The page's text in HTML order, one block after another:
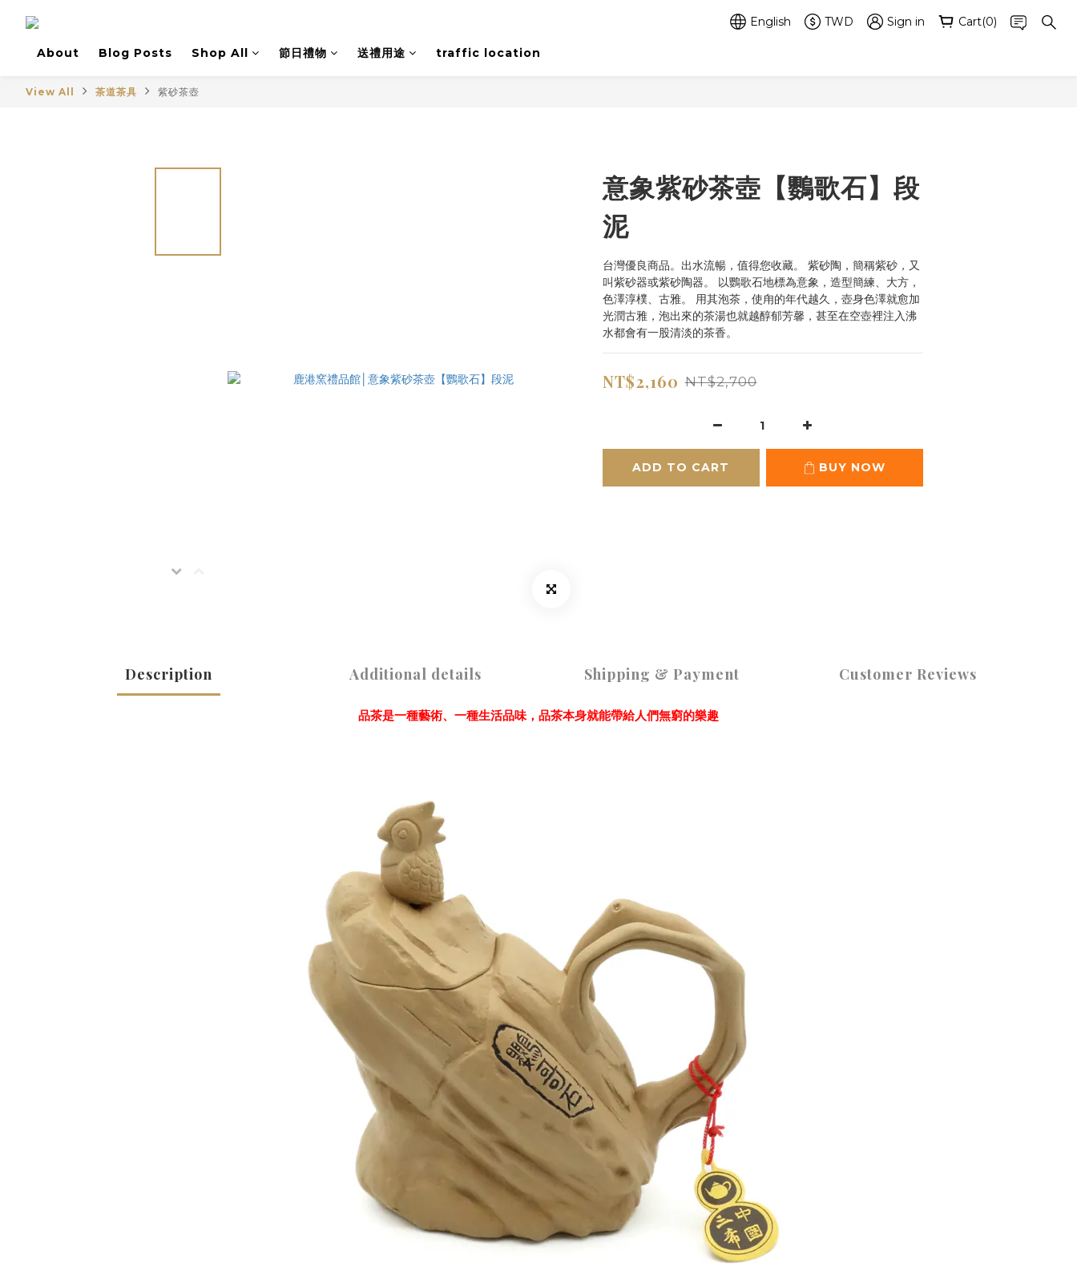
English TWD Sign in Cart(0)
About Blog Posts Shop All 節日禮物 送禮用途 traffic location
View All 茶道茶具 紫砂茶壺
意象紫砂茶壺【鸚歌石】段
泥
台灣優良商品。出水流暢，值得您收藏。 紫砂陶，簡稱紫砂，又
叫紫砂器或紫砂陶器。 以鸚歌石地標為意象，造型簡練、大方，
色澤淳樸、古雅。 用其泡茶，使甪的年代越久，壺身色澤就愈加
光潤古雅，泡出來的茶湯也就越醇郁芳馨，甚至在空壺裡注入沸
水都會有一股清淡的茶香。
NT$2,160 NT$2,700
ADD TO CART BUY NOW
Description Additional details Shipping & Payment Customer Reviews
品茶是一種藝術、一種生活品味，品茶本身就能帶給人們無窮的樂趣